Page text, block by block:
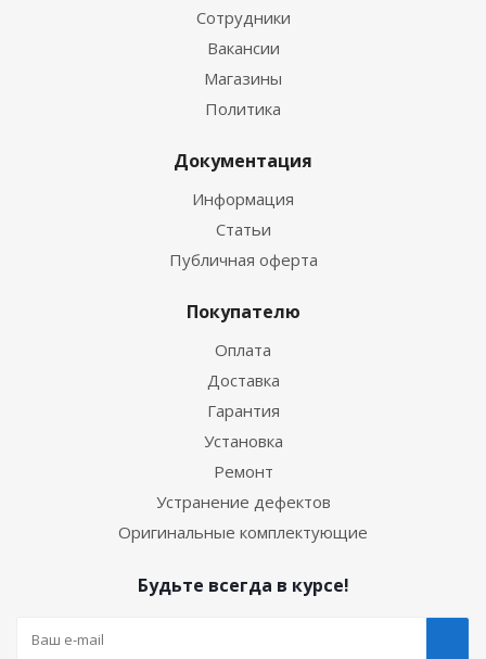
Сотрудники
Вакансии
Магазины
Политика
Документация
Информация
Статьи
Публичная оферта
Покупателю
Оплата
Доставка
Гарантия
Установка
Ремонт
Устранение дефектов
Оригинальные комплектующие
Будьте всегда в курсе!